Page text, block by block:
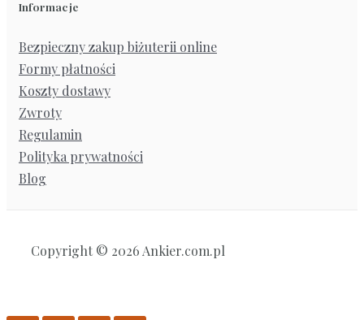
Informacje
Bezpieczny zakup biżuterii online
Formy płatności
Koszty dostawy
Zwroty
Regulamin
Polityka prywatności
Blog
Copyright © 2026 Ankier.com.pl